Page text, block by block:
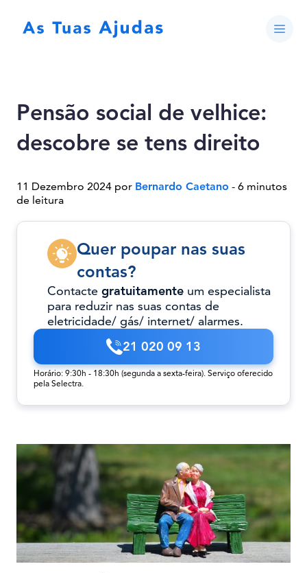
Pensão social de velhice:
descobre se tens direito
11 Dezembro 2024 por Bernardo Caetano - 6 minutos
de leitura
Quer poupar nas suas
contas?
Contacte gratuitamente um especialista
para reduzir nas suas contas de
eletricidade/ gás/ internet/ alarmes.
21 020 09 13
Horário: 9:30h - 18:30h (segunda a sexta-feira). Serviço oferecido
pela Selectra.